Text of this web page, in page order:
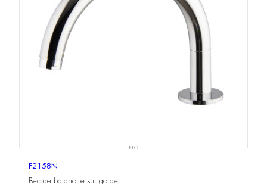
FLO
F2158N
Bec de baignoire sur gorge